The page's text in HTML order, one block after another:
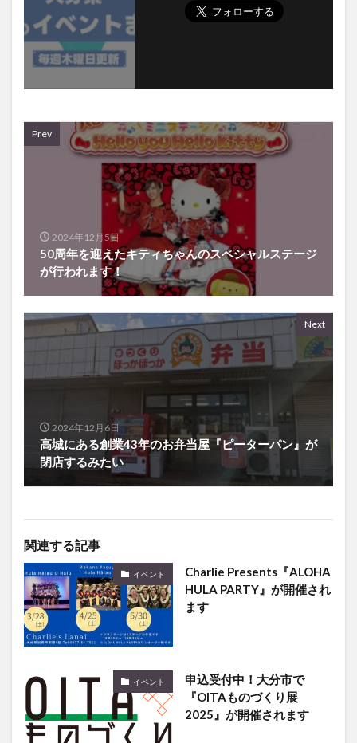
Prev
2024年12月5日
50周年を迎えたキティちゃんのスペシャルステージ
が行われます！
Next
2024年12月6日
高城にある創業43年のお弁当屋『ピーターパン』が
閉店するみたい
関連する記事
イベント
Charlie Presents『ALOHA
HULA PARTY』が開催され
ます
イベント
申込受付中！大分市で
『OITAものづくり展
2025』が開催されます